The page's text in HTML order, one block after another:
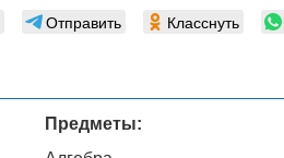
Отправить Класснуть
Предметы: